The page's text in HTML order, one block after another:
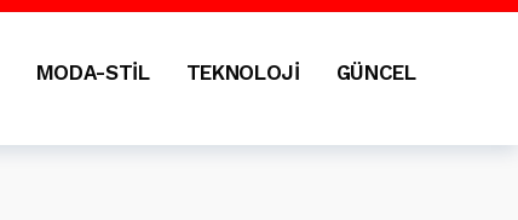
MODA-STİL TEKNOLOJİ GÜNCEL